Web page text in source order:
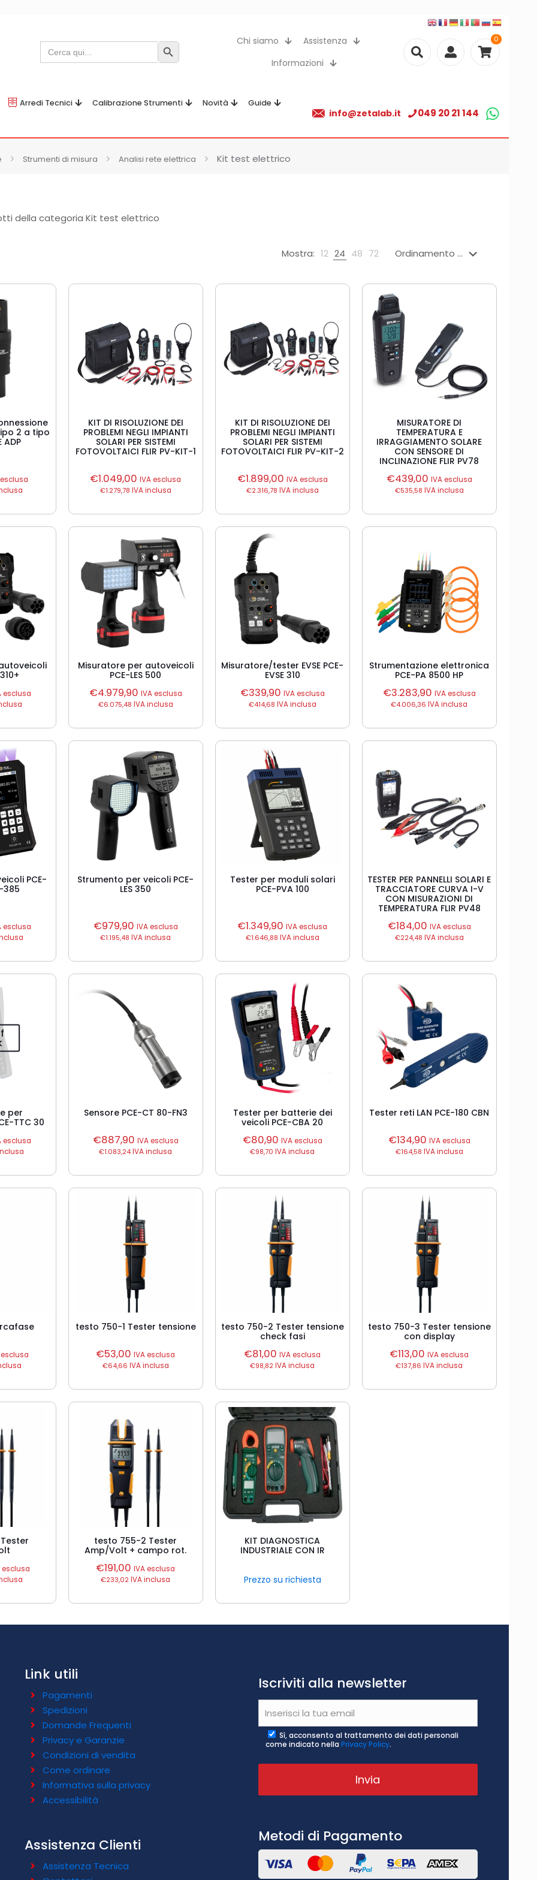
Search
for: Search Button
Chi siamo
Assistenza
Informazioni
0
Arredi Tecnici Calibrazione Strumenti Novità Guide
info@zetalab.it 049 20 21 144
Strumenti di misura Analisi rete elettrica Kit test elettrico
della categoria Kit test elettrico
Mostra: 12 24 48 72
2 a tipo
ADP
KIT DI RISOLUZIONE DEI
PROBLEMI NEGLI IMPIANTI
SOLARI PER SISTEMI
FOTOVOLTAICI FLIR PV-KIT-1
€1.049,00 IVA esclusa
€1.279,78 IVA inclusa
KIT DI RISOLUZIONE DEI
PROBLEMI NEGLI IMPIANTI
SOLARI PER SISTEMI
FOTOVOLTAICI FLIR PV-KIT-2
€1.899,00 IVA esclusa
€2.316,78 IVA inclusa
MISURATORE DI
TEMPERATURA E
IRRAGGIAMENTO SOLARE
CON SENSORE DI
INCLINAZIONE FLIR PV78
€439,00 IVA esclusa
€535,58 IVA inclusa
esclusa
Misuratore per autoveicoli
PCE-LES 500
€4.979,90 IVA esclusa
€6.075,48 IVA inclusa
Misuratore/tester EVSE PCE-
EVSE 310
€339,90 IVA esclusa
€414,68 IVA inclusa
Strumentazione elettronica
PCE-PA 8500 HP
€3.283,90 IVA esclusa
€4.006,36 IVA inclusa
PCE-
385
esclusa
Strumento per veicoli PCE-
LES 350
€979,90 IVA esclusa
€1.195,48 IVA inclusa
Tester per moduli solari
PCE-PVA 100
€1.349,90 IVA esclusa
€1.646,88 IVA inclusa
TESTER PER PANNELLI SOLARI E
TRACCIATORE CURVA I-V
CON MISURAZIONI DI
TEMPERATURA FLIR PV48
€184,00 IVA esclusa
€224,48 IVA inclusa
per
TTC 30
esclusa
Sensore PCE-CT 80-FN3
€887,90 IVA esclusa
€1.083,24IVA inclusa
Tester per batterie dei
veicoli PCE-CBA 20
€80,90 IVA esclusa
€98,70 IVA inclusa
Tester reti LAN PCE-180 CBN
€134,90 IVA esclusa
€164,58 IVA inclusa
esclusa
testo 750-1 Tester tensione
€53,00 IVA esclusa
€64,66 IVA inclusa
testo 750-2 Tester tensione
check fasi
€81,00 IVA esclusa
€98,82IVA inclusa
testo 750-3 Tester tensione
con display
€113,00 IVA esclusa
€137,86 IVA inclusa
esclusa
testo 755-2 Tester
Amp/Volt + campo rot.
€191,00 IVA esclusa
€233,02IVA inclusa
KIT DIAGNOSTICA
INDUSTRIALE CON IR
Prezzo su richiesta
Link utili
Pagamenti
Spedizioni
Domande Frequenti
Privacy e Garanzie
Condizioni di vendita
Come ordinare
Informativa sulla privacy
Accessibilità
Assistenza Clienti
Assistenza Tecnica
Iscriviti alla newsletter
Sì, acconsento al trattamento dei dati personali
come indicato nella Privacy Policy.
Metodi di Pagamento